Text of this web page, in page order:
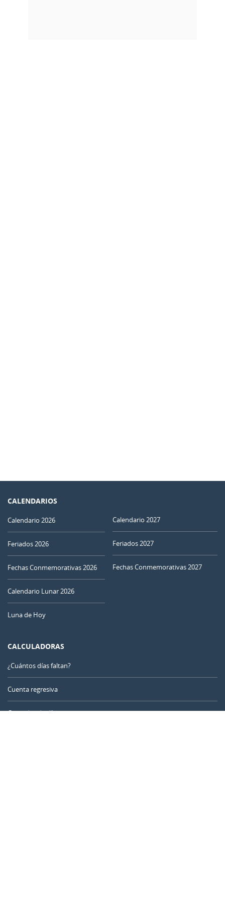
CALENDARIOS
Calendario 2026
Feriados 2026
Fechas Conmemorativas 2026
Calendario Lunar 2026
Luna de Hoy
Calendario 2027
Feriados 2027
Fechas Conmemorativas 2027
CALCULADORAS
¿Cuántos días faltan?
Cuenta regresiva
Contador de días